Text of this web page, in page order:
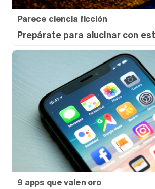
Parece ciencia ficción
Prepárate para alucinar con
9 apps que valen oro